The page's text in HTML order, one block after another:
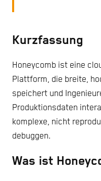
Kurzfassung
Honeycomb ist eine
Plattform, die breite,
speichert und
Produktionsdaten
komplexe, nicht
debuggen.
Was ist